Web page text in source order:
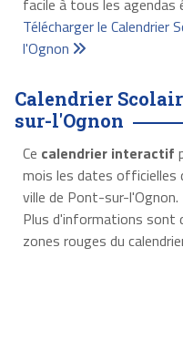
facile à tous les
Télécharger le Calendrier
l'Ognon
Calendrier
sur-l'Ognon
Ce calendrier interactif
mois les dates officielles
ville de Pont-sur-l'Ognon.
Plus d'informations sont
zones rouges du